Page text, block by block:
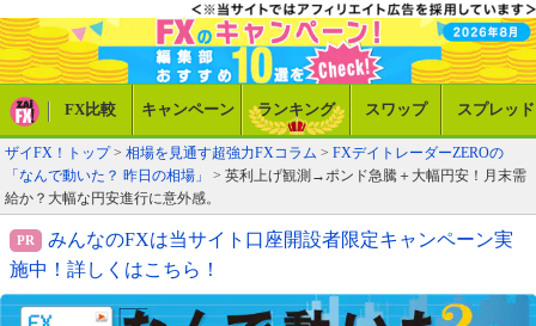
FX比較 キャンペーン ランキング スワップ スプレッド
ザイFX！トップ> 相場を見通す超強力FXコラム > FXデイトレーダーZEROの
「なんで動いた？ 昨日の相場」
> 英利上げ観測→ポンド急騰＋大幅円安！月末需
給か？大幅な円安進行に意外感。
みんなのFXは当サイト口座開設者限定キャンペーン実
施中！詳しくはこちら！